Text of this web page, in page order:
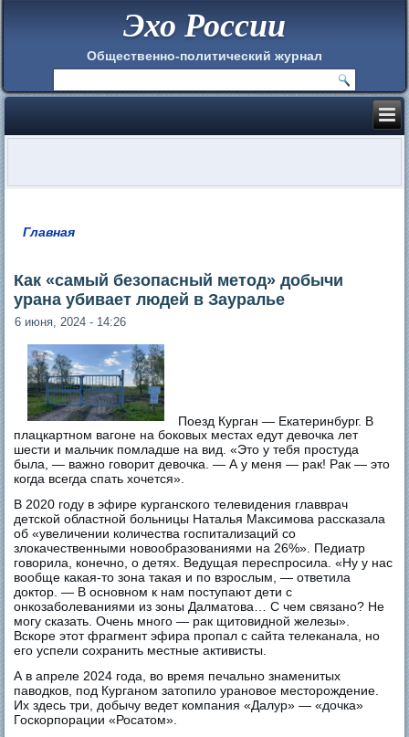
Эхо России
Общественно-политический журнал
Главная
Как «самый безопасный метод» добычи
урана убивает людей в Зауралье
6 июня, 2024 - 14:26
Поезд Курган — Екатеринбург. В
плацкартном вагоне на боковых местах едут девочка лет
шести и мальчик помладше на вид. «Это у тебя простуда
была, — важно говорит девочка. — А у меня — рак! Рак — это
когда всегда спать хочется».
В 2020 году в эфире курганского телевидения главврач
детской областной больницы Наталья Максимова рассказала
об «увеличении количества госпитализаций со
злокачественными новообразованиями на 26%». Педиатр
говорила, конечно, о детях. Ведущая переспросила. «Ну у нас
вообще какая-то зона такая и по взрослым, — ответила
доктор. — В основном к нам поступают дети с
онкозаболеваниями из зоны Далматова… С чем связано? Не
могу сказать. Очень много — рак щитовидной железы».
Вскоре этот фрагмент эфира пропал с сайта телеканала, но
его успели сохранить местные активисты.
А в апреле 2024 года, во время печально знаменитых
паводков, под Курганом затопило урановое месторождение.
Их здесь три, добычу ведет компания «Далур» — «дочка»
Госкорпорации «Росатом».